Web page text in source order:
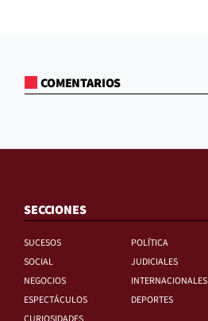
COMENTARIOS
SECCIONES
SUCESOS
POLÍTICA
SOCIAL
JUDICIALES
NEGOCIOS
INTERNACIONALES
ESPECTÁCULOS
DEPORTES